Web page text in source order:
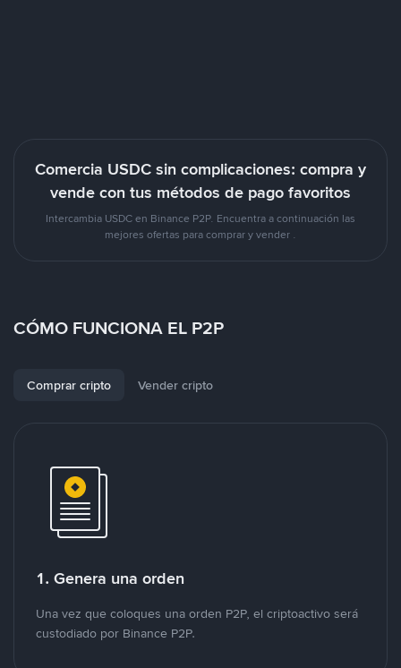
Comercia USDC sin complicaciones: compra y
vende con tus métodos de pago favoritos
Intercambia USDC en Binance P2P. Encuentra a continuación las
mejores ofertas para comprar y vender .
CÓMO FUNCIONA EL P2P
Comprar cripto Vender cripto
1. Genera una orden
Una vez que coloques una orden P2P, el criptoactivo será
custodiado por Binance P2P.